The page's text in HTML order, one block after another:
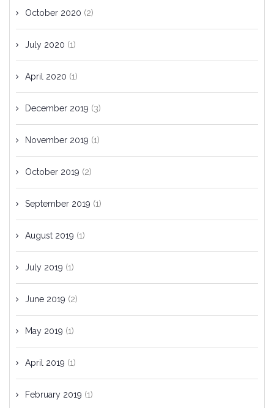
October 2020 (2)
July 2020 (1)
April 2020 (1)
December 2019 (3)
November 2019 (1)
October 2019 (2)
September 2019 (1)
August 2019 (1)
July 2019 (1)
June 2019 (2)
May 2019 (1)
April 2019 (1)
February 2019 (1)